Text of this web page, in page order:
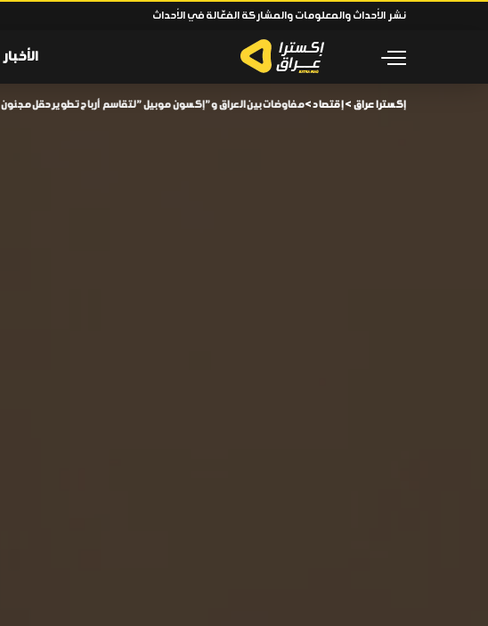
نشر الأحداث والمعلومات والمشاركة الفعّالة في الأحداث
الأخبار
إكسترا عراق >إقتصاد>مفاوضات بين العراق و”إكسون موبيل” لتقاسم أرباح تطوير حقل مجنون